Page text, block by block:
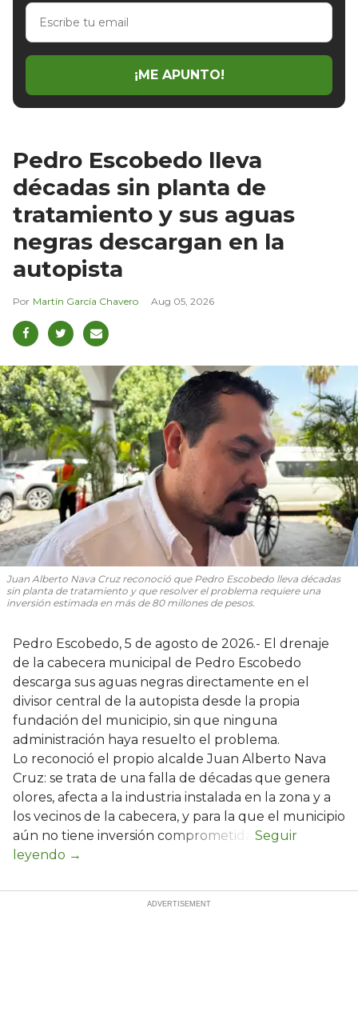
Escribe
email
¡ME APUNTO!
Pedro Escobedo lleva
décadas sin planta de
tratamiento y sus aguas
negras descargan en la
autopista
Martín García Chavero Aug 05, 2026
Juan Alberto Nava Cruz reconoció que Pedro Escobedo lleva décadas
sin planta de tratamiento y que resolver el problema requiere una
inversión estimada en más de 80 millones de pesos.
Pedro Escobedo, 5 de agosto de 2026.- El drenaje
de la cabecera municipal de Pedro Escobedo
descarga sus aguas negras directamente en el
divisor central de la autopista desde la propia
fundación del municipio, sin que ninguna
administración haya resuelto el problema.
Lo reconoció el propio alcalde Juan Alberto Nava
Cruz: se trata de una falla de décadas que genera
olores, afecta a la industria instalada en la zona y a
los vecinos de la cabecera, y para la que el municipio
aún no tiene inversión comprometida.